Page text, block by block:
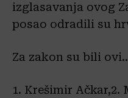
izglasavanja ovog
posao odradili su
Za zakon su bili
1. Krešimir Ačkar,2.